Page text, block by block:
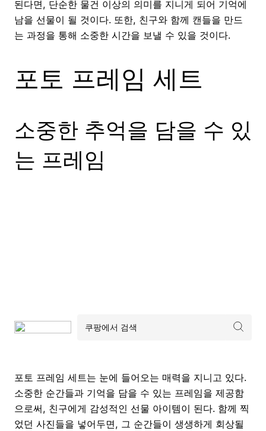
된다면, 단순한 물건 이상의 의미를 지니게 되어 기억에
남을 선물이 될 것이다. 또한, 친구와 함께 캔들을 만드
는 과정을 통해 소중한 시간을 보낼 수 있을 것이다.
포토 프레임 세트
소중한 추억을 담을 수 있
는 프레임
포토 프레임 세트는 눈에 들어오는 매력을 지니고 있다.
소중한 순간들과 기억을 담을 수 있는 프레임을 제공함
으로써, 친구에게 감성적인 선물 아이템이 된다. 함께 찍
었던 사진들을 넣어두면, 그 순간들이 생생하게 회상될